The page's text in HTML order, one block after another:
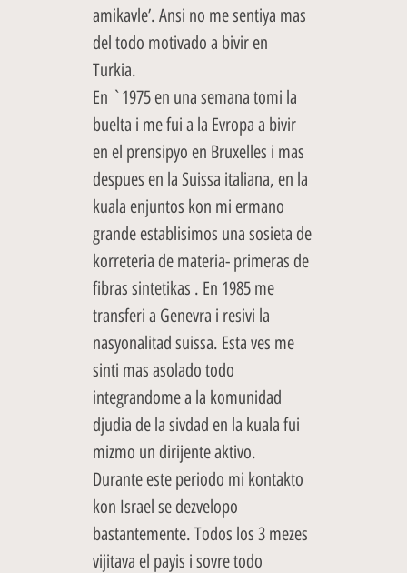
amikavle’. Ansi no me sentiya mas
del todo motivado a bivir en
Turkia.
En `1975 en una semana tomi la
buelta i me fui a la Evropa a bivir
en el prensipyo en Bruxelles i mas
despues en la Suissa italiana, en la
kuala enjuntos kon mi ermano
grande establisimos una sosieta de
korreteria de materia- primeras de
fibras sintetikas . En 1985 me
transferi a Genevra i resivi la
nasyonalitad suissa. Esta ves me
sinti mas asolado todo
integrandome a la komunidad
djudia de la sivdad en la kuala fui
mizmo un dirijente aktivo.
Durante este periodo mi kontakto
kon Israel se dezvelopo
bastantemente. Todos los 3 mezes
vijitava el payis i sovre todo